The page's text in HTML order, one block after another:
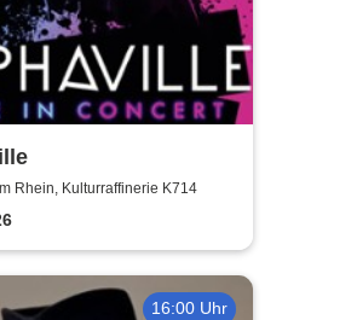
Rhein, Kulturraffinerie K714
16:00 Uhr